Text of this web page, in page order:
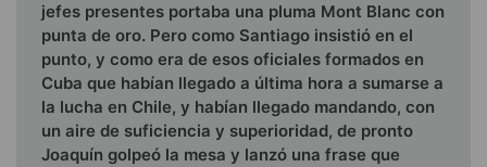
jefes presentes portaba una pluma Mont Blanc con
punta de oro. Pero como Santiago insistió en el
punto, y como era de esos oficiales formados en
Cuba que habían llegado a última hora a sumarse a
la lucha en Chile, y habían llega­do mandando, con
un aire de suficiencia y superioridad, de pronto
Joaquín golpeó la mesa y lanzó una frase que